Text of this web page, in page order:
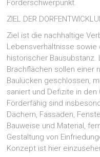
Förderschwerpunkt.
ZIEL DER
Ziel ist die nachhaltige
Lebensverhältnisse sowie
historischer
Brachflächen sollen einer
Baulücken geschlossen,
saniert und Defizite in
Förderfähig sind
Dächern, Fassaden,
Bauweise und Material,
Gestaltung von
Konzept ist hier